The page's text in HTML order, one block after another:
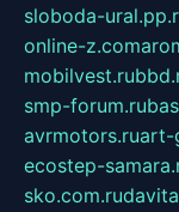
sloboda-
online-z.com
mobilvest.ru
smp-forum.ru
avrmotors.ruart-
ecostep-
sko.com.ru